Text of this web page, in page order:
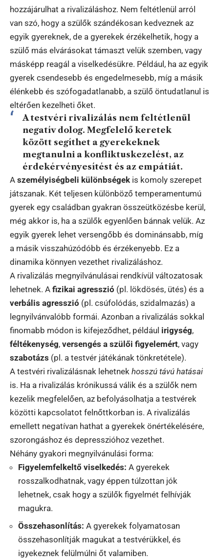
hozzájárulhat a rivalizáláshoz. Nem feltétlenül arról
van szó, hogy a szülők szándékosan kedveznek az
egyik gyereknek, de a gyerekek érzékelhetik, hogy a
szülő más elvárásokat támaszt velük szemben, vagy
másképp reagál a viselkedésükre. Például, ha az egyik
gyerek csendesebb és engedelmesebb, míg a másik
élénkebb és szófogadatlanabb, a szülő öntudatlanul is
eltérően kezelheti őket.
A testvéri rivalizálás nem feltétlenül
negatív dolog. Megfelelő keretek
között segíthet a gyerekeknek
megtanulni a konfliktuskezelést, az
érdekérvényesítést és az empátiát.
A személyiségbeli különbségek is komoly szerepet
játszanak. Két teljesen különböző temperamentumú
gyerek egy családban gyakran összeütközésbe kerül,
még akkor is, ha a szülők egyenlően bánnak velük. Az
egyik gyerek lehet versengőbb és dominánsabb, míg
a másik visszahúzódóbb és érzékenyebb. Ez a
dinamika könnyen vezethet rivalizáláshoz.
A rivalizálás megnyilvánulásai rendkívül változatosak
lehetnek. A fizikai agresszió (pl. lökdösés, ütés) és a
verbális agresszió (pl. csúfolódás, szidalmazás) a
legnyilvánvalóbb formái. Azonban a rivalizálás sokkal
finomabb módon is kifejeződhet, például irigység,
féltékenység, versengés a szülői figyelemért, vagy
szabotázs (pl. a testvér játékának tönkretétele).
A testvéri rivalizálásnak lehetnek hosszú távú hatásai
is. Ha a rivalizálás krónikussá válik és a szülők nem
kezelik megfelelően, az befolyásolhatja a testvérek
közötti kapcsolatot felnőttkorban is. A rivalizálás
emellett negatívan hathat a gyerekek önértékelésére,
szorongáshoz és depresszióhoz vezethet.
Néhány gyakori megnyilvánulási forma:
Figyelemfelkeltő viselkedés: A gyerekek
rosszalkodhatnak, vagy éppen túlzottan jók
lehetnek, csak hogy a szülők figyelmét felhívják
magukra.
Összehasonlítás: A gyerekek folyamatosan
összehasonlítják magukat a testvérükkel, és
igyekeznek felülmúlni őt valamiben.